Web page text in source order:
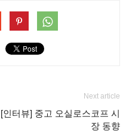
Next article
[인터뷰] 중고 오실로스코프 시
장 동향